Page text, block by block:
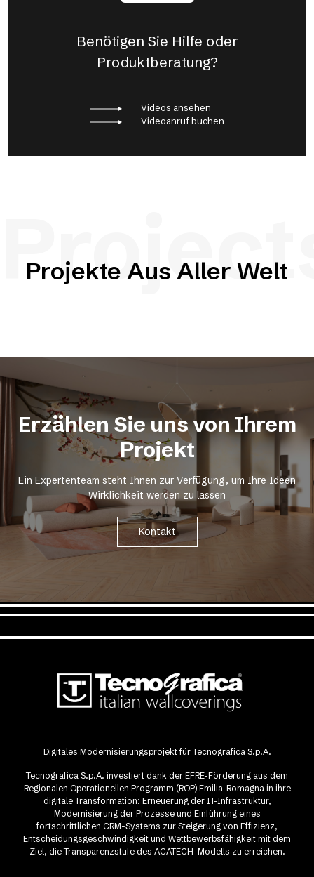
Benötigen Sie Hilfe oder
Produktberatung?
Videos ansehen
Videoanruf buchen
Projekte Aus Aller Welt
Erzählen Sie uns von Ihrem
Projekt
Ein Expertenteam steht Ihnen zur Verfügung, um Ihre Ideen
Wirklichkeit werden zu lassen
Kontakt
Digitales Modernisierungsprojekt für Tecnografica S.p.A.
Tecnografica S.p.A. investiert dank der EFRE-Förderung aus dem
Regionalen Operationellen Programm (ROP) Emilia-Romagna in ihre
digitale Transformation: Erneuerung der IT-Infrastruktur,
Modernisierung der Prozesse und Einführung eines
fortschrittlichen CRM-Systems zur Steigerung von Effizienz,
Entscheidungsgeschwindigkeit und Wettbewerbsfähigkeit mit dem
Ziel, die Transparenzstufe des ACATECH-Modells zu erreichen.